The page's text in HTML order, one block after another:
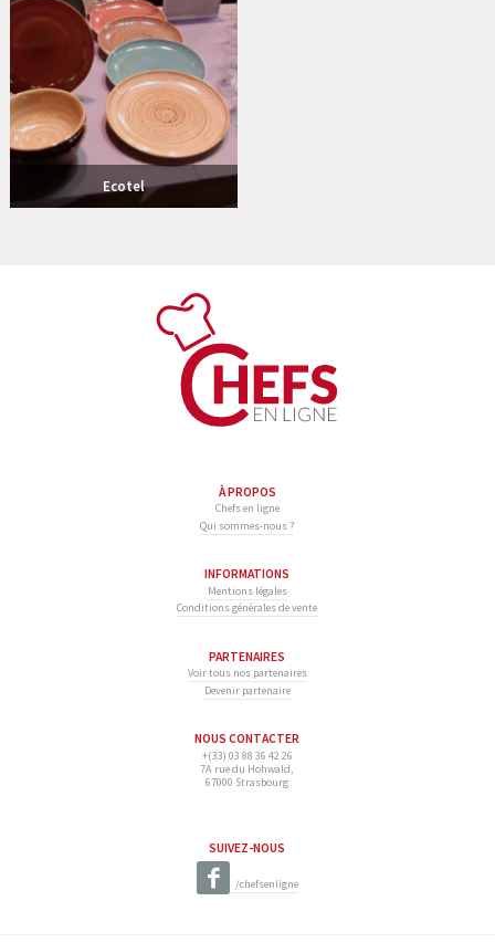
Ecotel
À PROPOS
Chefs en ligne
Qui sommes-nous ?
INFORMATIONS
Mentions légales
Conditions générales de vente
PARTENAIRES
Voir tous nos partenaires
Devenir partenaire
NOUS CONTACTER
+(33) 03 88 36 42 26
7A rue du Hohwald,
67000 Strasbourg
SUIVEZ-NOUS
/chefsenligne